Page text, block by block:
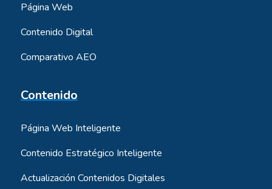
Página Web
Contenido Digital
Comparativo AEO
Contenido
Página Web Inteligente
Contenido Estratégico Inteligente
Actualización Contenidos Digitales